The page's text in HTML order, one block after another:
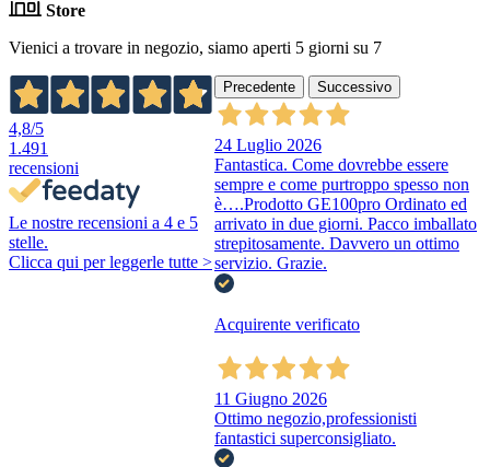
Store
Vienici a trovare in negozio, siamo aperti 5 giorni su 7
4,8/5
1.491
recensioni
Le nostre recensioni a 4 e 5
stelle.
Clicca qui per leggerle tutte >
Precedente Successivo
24 Luglio 2026
Fantastica. Come dovrebbe essere
sempre e come purtroppo spesso non
è….Prodotto GE100pro Ordinato ed
arrivato in due giorni. Pacco imballato
strepitosamente. Davvero un ottimo
servizio. Grazie.
Acquirente verificato
11 Giugno 2026
Ottimo negozio,professionisti
fantastici superconsigliato.